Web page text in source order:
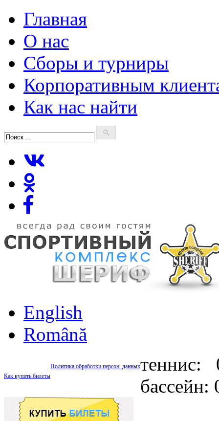
Главная
О нас
Сборы и турниры
Корпоративным
Как нас найти
English
Română
Политика обработки персон. данных
Как купить билеты
теннис: